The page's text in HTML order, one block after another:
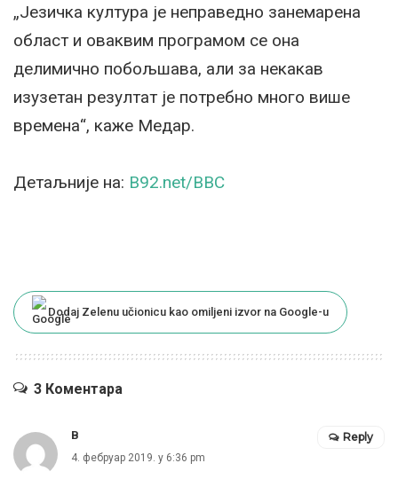
„Језичка култура је неправедно занемарена
област и оваквим програмом се она
делимично побољшава, али за некакав
изузетан резултат је потребно много више
времена“, каже Медар.
Детаљније на: B92.net/BBC
Dodaj Zelenu učionicu kao omiljeni izvor na Google-u
3 Коментара
B
4. фебруар 2019. у 6:36 pm
Reply